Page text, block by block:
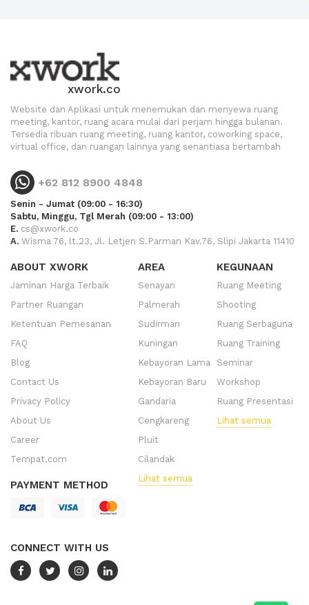
xwork.co
Website dan Aplikasi untuk menemukan dan menyewa ruang
meeting, kantor, ruang acara mulai dari perjam hingga bulanan.
Tersedia ribuan ruang meeting, ruang kantor, coworking space,
virtual office, dan ruangan lainnya yang senantiasa bertambah
+62 812 8900 4848
Senin - Jumat (09:00 - 16:30)
Sabtu, Minggu, Tgl Merah (09:00 - 13:00)
E. cs@xwork.co
A. Wisma 76, lt.23, Jl. Letjen S.Parman Kav.76, Slipi Jakarta 11410
ABOUT XWORK
Jaminan Harga Terbaik
Partner Ruangan
Ketentuan Pemesanan
FAQ
Blog
Contact Us
Privacy Policy
About Us
Career
Tempat.com
PAYMENT METHOD
CONNECT WITH US
AREA
Senayan
Palmerah
Sudirman
Kuningan
Kebayoran Lama
Kebayoran Baru
Gandaria
Cengkareng
Pluit
Cilandak
Lihat semua
KEGUNAAN
Ruang Meeting
Shooting
Ruang Serbaguna
Ruang Training
Seminar
Workshop
Ruang Presentasi
Lihat semua